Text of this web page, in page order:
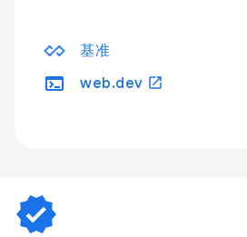
基准
terminal web.dev open_in_new
verified